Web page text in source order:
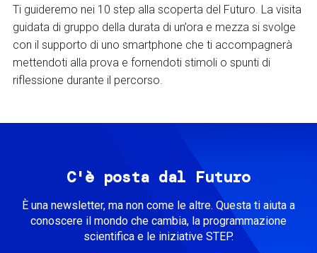
Ti guideremo nei 10 step alla scoperta del Futuro. La visita
guidata di gruppo della durata di un’ora e mezza si svolge
con il supporto di uno smartphone che ti accompagnerà
mettendoti alla prova e fornendoti stimoli o spunti di
riflessione durante il percorso.
C'è posta dal Futuro
È una newsletter, ma non come le altre. Questa ti aiuta a
conoscere il mondo che cambia, la programmazione
scientifica e le iniziative STEP.